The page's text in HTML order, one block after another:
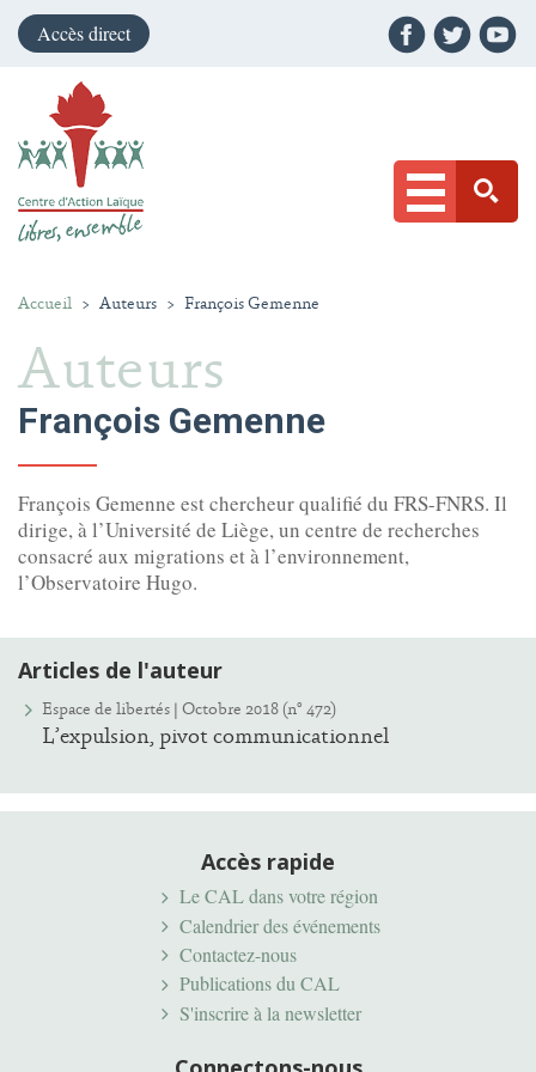
Accès direct
Accueil > Auteurs > François Gemenne
Auteurs
François Gemenne
François Gemenne est chercheur qualifié du FRS-FNRS. Il
dirige, à l’Université de Liège, un centre de recherches
consacré aux migrations et à l’environnement,
l’Observatoire Hugo.
Articles de l'auteur
Espace de libertés | Octobre 2018 (n° 472)
L’expulsion, pivot communicationnel
Accès rapide
Le CAL dans votre région
Calendrier des événements
Contactez-nous
Publications du CAL
S'inscrire à la newsletter